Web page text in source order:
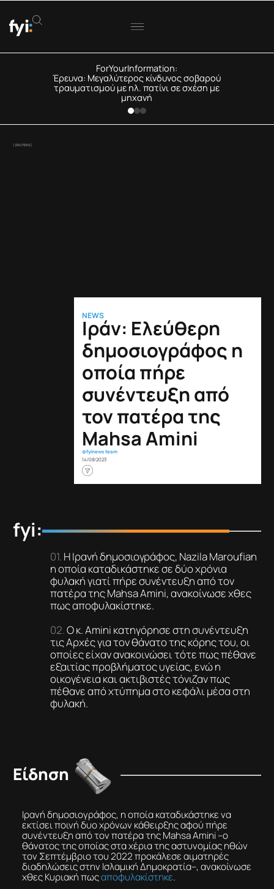
ForYourInformation:
Έρευνα: Μεγαλύτερος κίνδυνος σοβαρού
τραυματισμού με ηλ. πατίνι σε σχέση με
μηχανή
( REUTERS)
NEWS
Ιράν: Ελεύθερη
δημοσιογράφος η
οποία πήρε
συνέντευξη από
τον πατέρα της
Mahsa Amini
@fyinews team
14/08/2023
fyi:
Η Ιρανή δημοσιογράφος, Nazila Maroufian
η οποία καταδικάστηκε σε δύο χρόνια
φυλακή γιατί πήρε συνέντευξη από τον
πατέρα της Mahsa Amini, ανακοίνωσε χθες
πως αποφυλακίστηκε.
Ο κ. Amini κατηγόρησε στη συνέντευξη
τις Αρχές για τον θάνατο της κόρης του, οι
οποίες είχαν ανακοινώσει τότε πως πέθανε
εξαιτίας προβλήματος υγείας, ενώ η
οικογένεια και ακτιβιστές τόνιζαν πως
πέθανε από χτύπημα στο κεφάλι μέσα στη
φυλακή.
Είδηση
Ιρανή δημοσιογράφος, η οποία καταδικάστηκε να
εκτίσει ποινή δυο χρόνων κάθειρξης αφού πήρε
συνέντευξη από τον πατέρα της Mahsa Amini –ο
θάνατος της οποίας στα χέρια της αστυνομίας ηθών
τον Σεπτέμβριο του 2022 προκάλεσε αιματηρές
διαδηλώσεις στην Ισλαμική Δημοκρατία–, ανακοίνωσε
χθες Κυριακή πωςαποφυλακίστηκε.